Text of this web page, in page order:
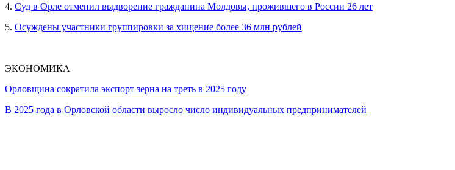
4. Суд в Орле отменил выдворение гражданина Молдовы, прожившего в России 26 лет
5. Осуждены участники группировки за хищение более 36 млн рублей
ЭКОНОМИКА
Орловщина сократила экспорт зерна на треть в 2025 году
В 2025 года в Орловской области выросло число индивидуальных предпринимателей